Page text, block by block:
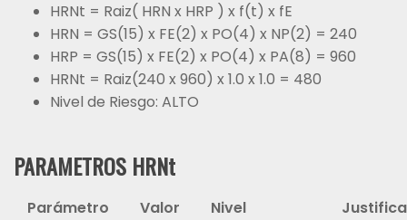
HRNt = Raiz( HRN x HRP ) x f(t) x fE
HRN = GS(15) x FE(2) x PO(4) x NP(2) = 240
HRP = GS(15) x FE(2) x PO(4) x PA(8) = 960
HRNt = Raiz(240 x 960) x 1.0 x 1.0 = 480
Nivel de Riesgo: ALTO
PARAMETROS HRNt
Parámetro Valor Nivel